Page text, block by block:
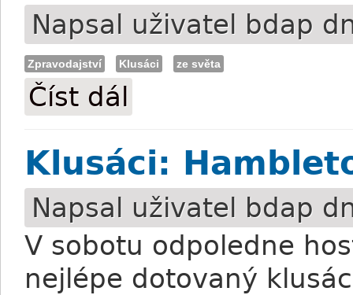
Napsal uživatel bdap
Zpravodajství Klusáci ze světa
Číst dál
Klusáci:
Napsal uživatel bdap
V sobotu odpoledne
nejlépe dotovaný